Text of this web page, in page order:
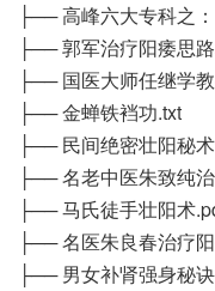
├── 高峰六大专科之
├── 郭军治疗阳痿思
├── 国医大师任继学
├── 金蝉铁裆功.txt
├── 民间绝密壮阳秘
├── 名老中医朱致纯
├── 马氏徒手壮阳术
├── 名医朱良春治疗
├── 男女补肾强身秘